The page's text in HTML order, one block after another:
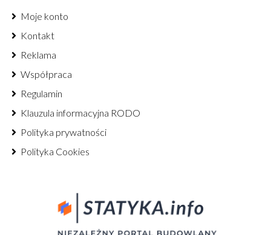
Moje konto
Kontakt
Reklama
Współpraca
Regulamin
Klauzula informacyjna RODO
Polityka prywatności
Polityka Cookies